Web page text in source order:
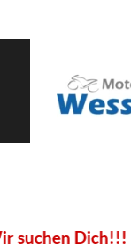
suchen Dich!!!